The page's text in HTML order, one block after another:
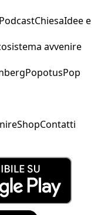
PodcastChiesaIdee e
avvenire
PopotusPop
ShopContatti